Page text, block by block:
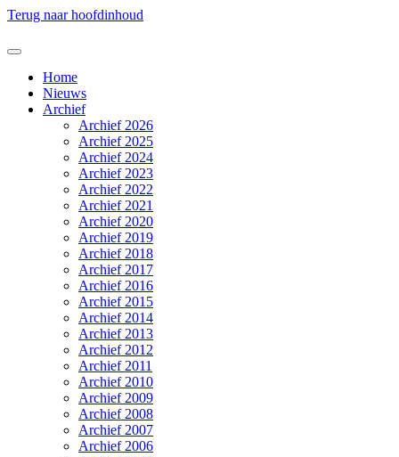
Terug naar hoofdinhoud
Home
Nieuws
Archief
Archief 2026
Archief 2025
Archief 2024
Archief 2023
Archief 2022
Archief 2021
Archief 2020
Archief 2019
Archief 2018
Archief 2017
Archief 2016
Archief 2015
Archief 2014
Archief 2013
Archief 2012
Archief 2011
Archief 2010
Archief 2009
Archief 2008
Archief 2007
Archief 2006